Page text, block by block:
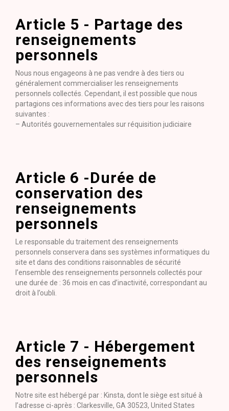
Article 5 - Partage des
renseignements
personnels
Nous nous engageons à ne pas vendre à des tiers ou
généralement commercialiser les renseignements
personnels collectés. Cependant, il est possible que nous
partagions ces informations avec des tiers pour les raisons
suivantes :
– Autorités gouvernementales sur réquisition judiciaire
Article 6 -Durée de
conservation des
renseignements
personnels
Le responsable du traitement des renseignements
personnels conservera dans ses systèmes informatiques du
site et dans des conditions raisonnables de sécurité
l’ensemble des renseignements personnels collectés pour
une durée de : 36 mois en cas d’inactivité, correspondant au
droit à l’oubli.
Article 7 - Hébergement
des renseignements
personnels
Notre site est hébergé par : Kinsta, dont le siège est situé à
l’adresse ci-après : Clarkesville, GA 30523, United States